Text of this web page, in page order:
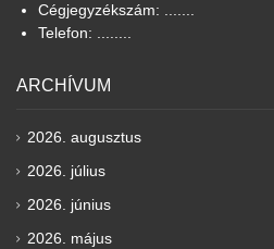
Cégjegyzékszám: .......
Telefon: ........
ARCHÍVUM
2026. augusztus
2026. július
2026. június
2026. május